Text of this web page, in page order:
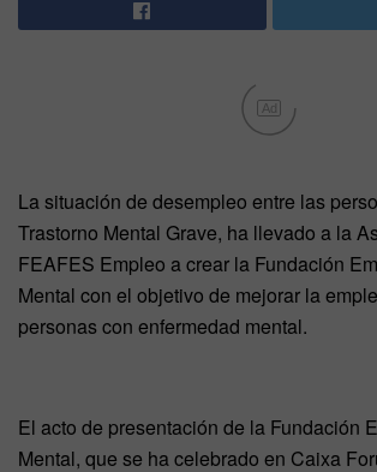
Ad
La situación de desempleo entre las
Trastorno Mental Grave, ha llevado a la
FEAFES Empleo a crear la Fundación
Mental con el objetivo de mejorar la
personas con enfermedad mental.
El acto de presentación de la Fundación
Mental, que se ha celebrado en Caixa